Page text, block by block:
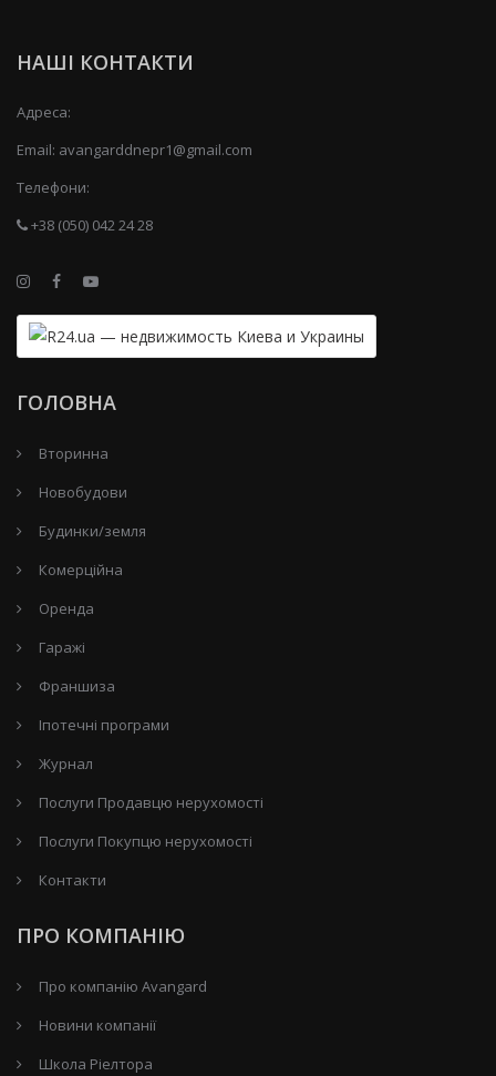
НАШІ КОНТАКТИ
Адреса:
Email: avangarddnepr1@gmail.com
Телефони:
+38 (050) 042 24 28
ГОЛОВНА
Вторинна
Новобудови
Будинки/земля
Комерційна
Оренда
Гаражі
Франшиза
Іпотечні програми
Журнал
Послуги Продавцю нерухомості
Послуги Покупцю нерухомості
Контакти
ПРО КОМПАНІЮ
Про компанію Avangard
Новини компанії
Школа Ріелтора